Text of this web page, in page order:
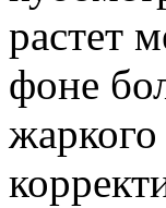
растет
фоне